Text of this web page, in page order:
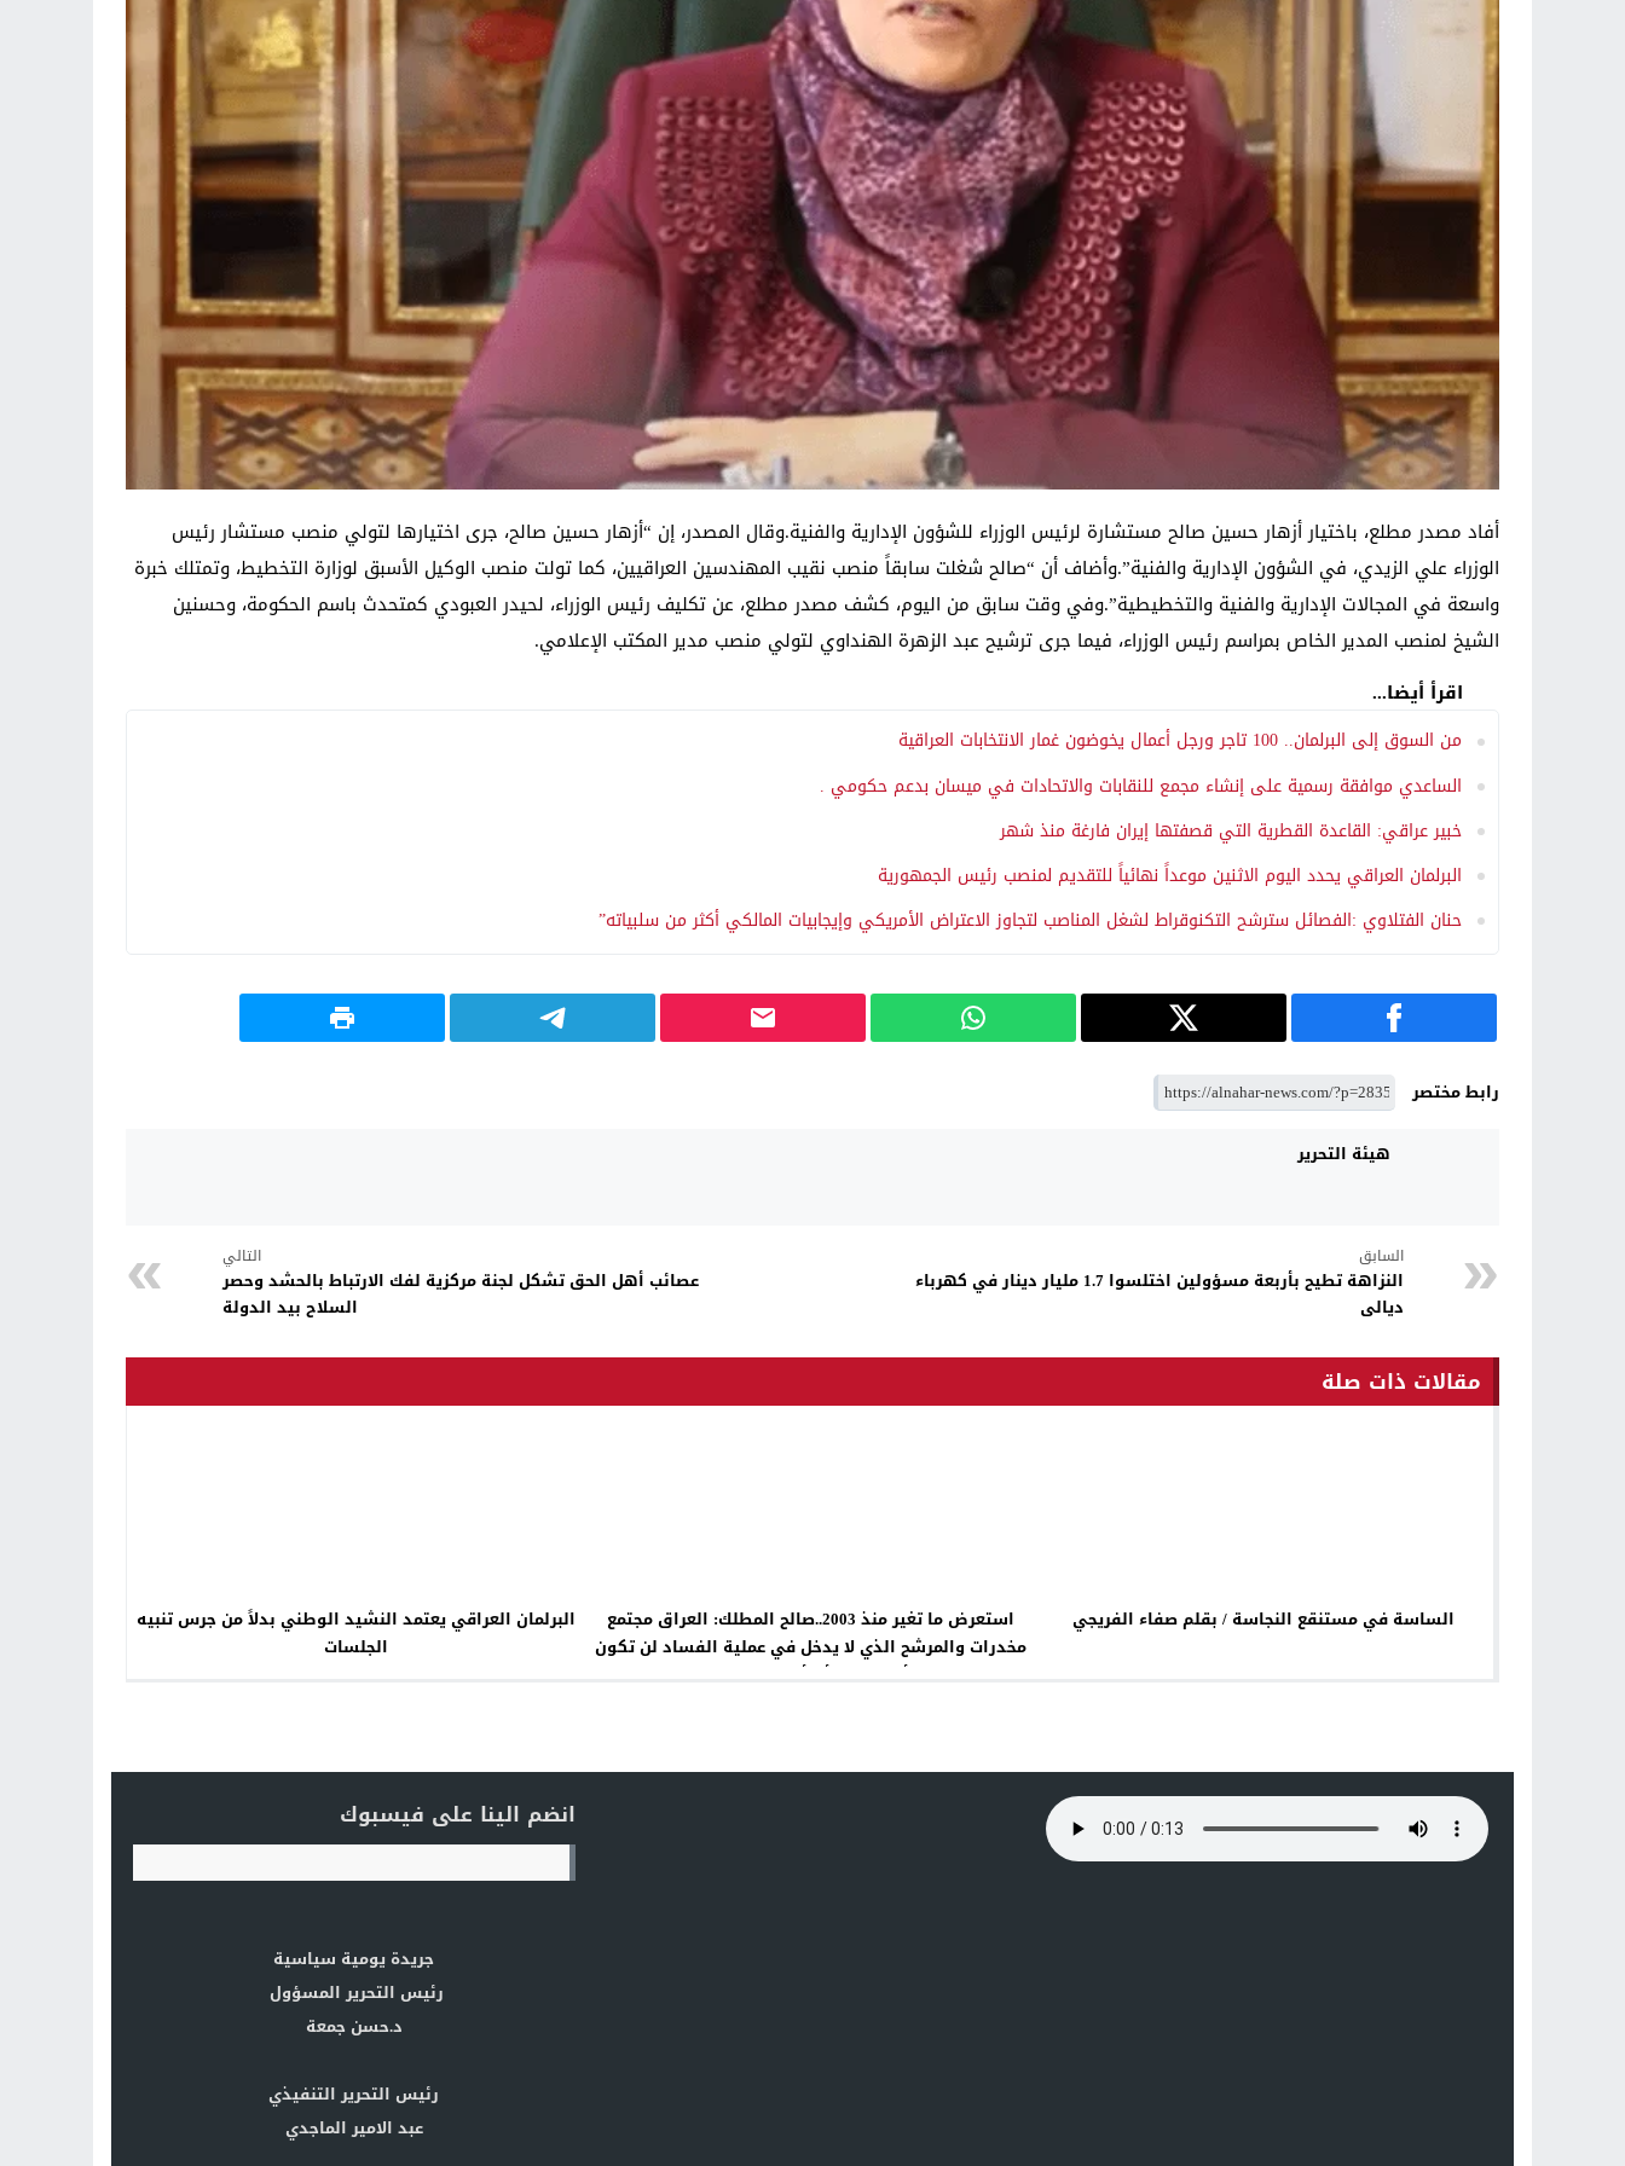
أفاد مصدر مطلع، باختيار أزهار حسين صالح مستشارة لرئيس الوزراء للشؤون الإدارية والفنية.وقال المصدر، إن “أزهار حسين صالح، جرى اختيارها لتولي منصب مستشار رئيس
الوزراء علي الزيدي، في الشؤون الإدارية والفنية”.وأضاف أن “صالح شغلت سابقاً منصب نقيب المهندسين العراقيين، كما تولت منصب الوكيل الأسبق لوزارة التخطيط، وتمتلك خبرة
واسعة في المجالات الإدارية والفنية والتخطيطية”.وفي وقت سابق من اليوم، كشف مصدر مطلع، عن تكليف رئيس الوزراء، لحيدر العبودي كمتحدث باسم الحكومة، وحسنين
الشيخ لمنصب المدير الخاص بمراسم رئيس الوزراء، فيما جرى ترشيح عبد الزهرة الهنداوي لتولي منصب مدير المكتب الإعلامي.
اقرأ أيضا...
من السوق إلى البرلمان.. 100 تاجر ورجل أعمال يخوضون غمار الانتخابات العراقية
الساعدي موافقة رسمية على إنشاء مجمع للنقابات والاتحادات في ميسان بدعم حكومي .
خبير عراقي: القاعدة القطرية التي قصفتها إيران فارغة منذ شهر
البرلمان العراقي يحدد اليوم الاثنين موعداً نهائياً للتقديم لمنصب رئيس الجمهورية
حنان الفتلاوي :الفصائل سترشح التكنوقراط لشغل المناصب لتجاوز الاعتراض الأمريكي وإيجابيات المالكي أكثر من سلبياته”
رابط مختصر
هيئة التحرير
السابق
النزاهة تطيح بأربعة مسؤولين اختلسوا 1.7 مليار دينار في كهرباء
ديالى
التالي
عصائب أهل الحق تشكل لجنة مركزية لفك الارتباط بالحشد وحصر
السلاح بيد الدولة
مقالات ذات صلة
الساسة في مستنقع النجاسة / بقلم صفاء الفريجي
استعرض ما تغير منذ 2003..صالح المطلك: العراق مجتمع
مخدرات والمرشح الذي لا يدخل في عملية الفساد لن تكون
له أي فرصة.وأنا أدعم السوداني
البرلمان العراقي يعتمد النشيد الوطني بدلاً من جرس تنبيه
الجلسات
انضم الينا على فيسبوك
جريدة يومية سياسية
رئيس التحرير المسؤول
د.حسن جمعة
رئيس التحرير التنفيذي
عبد الامير الماجدي